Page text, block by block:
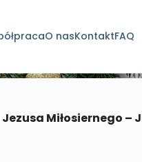
O nasKontaktFAQ
Miłosiernego –